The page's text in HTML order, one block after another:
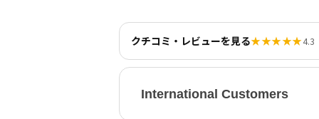
クチコミ・レビューを見る★★★★★4.3
International Customers